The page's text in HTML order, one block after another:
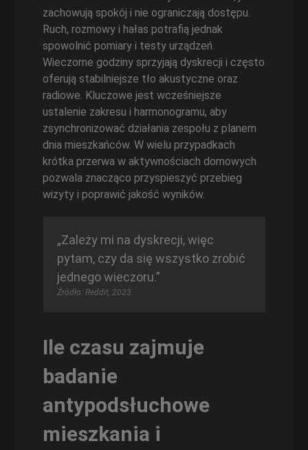
zachowują spokój i nie ograniczają dostępu.
Ruch, rozmowy i hałas potrafią jednak
spowolnić pomiary i testy urządzeń.
Wieczorne godziny sprzyjają dyskrecji i często
oferują stabilniejsze tło akustyczne oraz
radiowe. Kluczowe jest wcześniejsze
ustalenie zakresu i harmonogramu, aby
zsynchronizować działania zespołu z planem
dnia mieszkańców. W wielu przypadkach
krótka przerwa w aktywnościach domowych
pozwala znacząco przyspieszyć przebieg
wizyty i poprawić jakość wyników.
„Zależy mi na dyskrecji, więc
pytam, czy da się wszystko zrobić
jednego wieczoru.”
Źródło: Reddit, 2023.
Ile czasu zajmuje
badanie
antypodsłuchowe
mieszkania i